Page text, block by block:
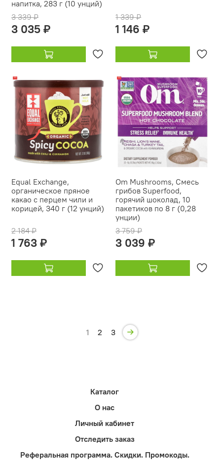
напитка, 283 г (10 унций)
3 339 ₽
3 035 ₽
1 339 ₽
1 146 ₽
-19%
Equal Exchange,
органическое пряное
какао с перцем чили и
корицей, 340 г (12 унций)
2 184 ₽
1 763 ₽
-19%
Om Mushrooms, Смесь
грибов Superfood,
горячий шоколад, 10
пакетиков по 8 г (0,28
унции)
3 759 ₽
3 039 ₽
1 2 3
Каталог
О нас
Личный кабинет
Отследить заказ
Реферальная программа. Скидки. Промокоды.